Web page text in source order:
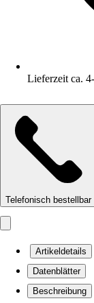
Lieferzeit ca.
Telefonisch bestellbar
Artikeldetails
Datenblätter
Beschreibung